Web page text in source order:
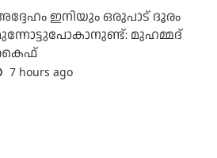
ഇനിയും ഒരുപാട് ദൂരം
മുഹമ്മദ്
7 hours ago